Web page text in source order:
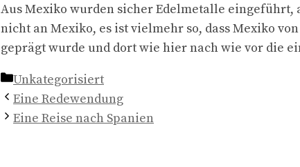
Aus Mexiko wurden sicher Edelmetalle
nicht an Mexiko, es ist vielmehr so, dass Mexiko
geprägt wurde und dort wie hier nach wie vor die
Kategorien
Unkategorisiert
Eine Redewendung
Eine Reise nach Spanien